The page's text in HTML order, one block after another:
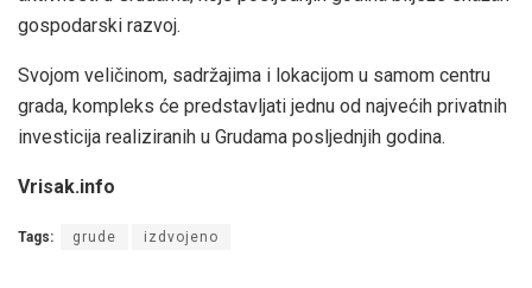
gospodarski razvoj.
Svojom veličinom, sadržajima i lokacijom u samom centru
grada, kompleks će predstavljati jednu od najvećih privatnih
investicija realiziranih u Grudama posljednjih godina.
Vrisak.info
Tags: grude izdvojeno